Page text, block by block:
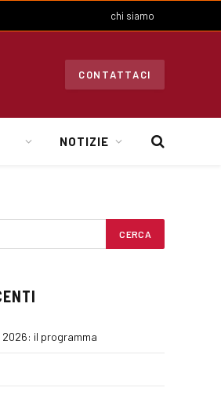
chi siamo
CONTATTACI
NOTIZIE
il programma